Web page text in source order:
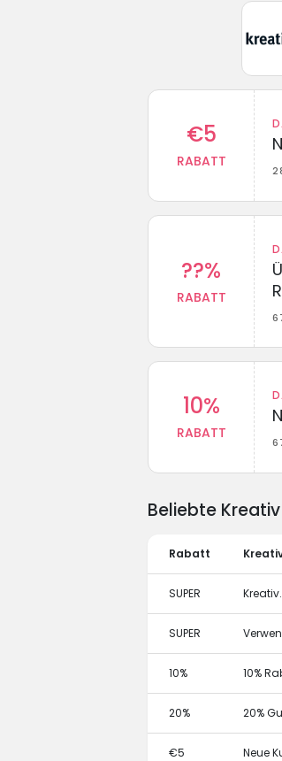
€5
RABATT
??%
RABATT
10%
RABATT
Beliebte
Rabatt
SUPER
SUPER
10% 10%
20% 20%
€5 Neue